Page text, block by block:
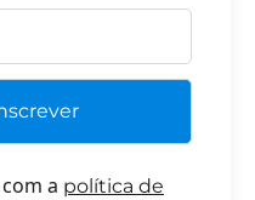
a política de